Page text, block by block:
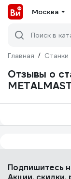
Москва
Поиск в
Главная / Станки
Отзывы о
Подпишитесь